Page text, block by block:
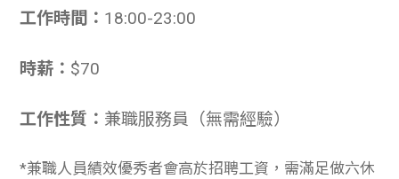
工作時間： 18:00-23:00
時薪： $70
工作性質： 兼職服務員（無需經驗）
*兼職人員績效優秀者會高於招聘工資，需滿足做六休